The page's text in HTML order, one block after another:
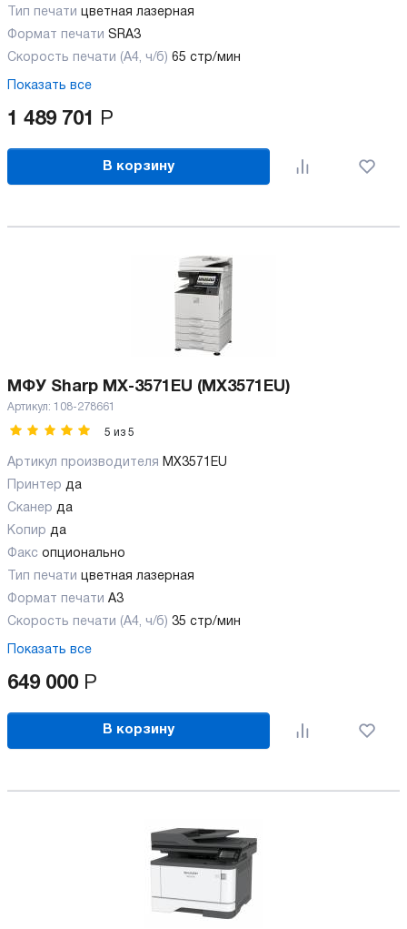
Тип печати цветная лазерная
Формат печати SRA3
Скорость печати (А4, ч/б) 65 стр/мин
Показать все
1 489 701 Р
В корзину
МФУ Sharp MX-3571EU (MX3571EU)
Артикул: 108-278661
5 из 5
Артикул производителя MX3571EU
Принтер да
Сканер да
Копир да
Факс опционально
Тип печати цветная лазерная
Формат печати A3
Скорость печати (А4, ч/б) 35 стр/мин
Показать все
649 000 Р
В корзину